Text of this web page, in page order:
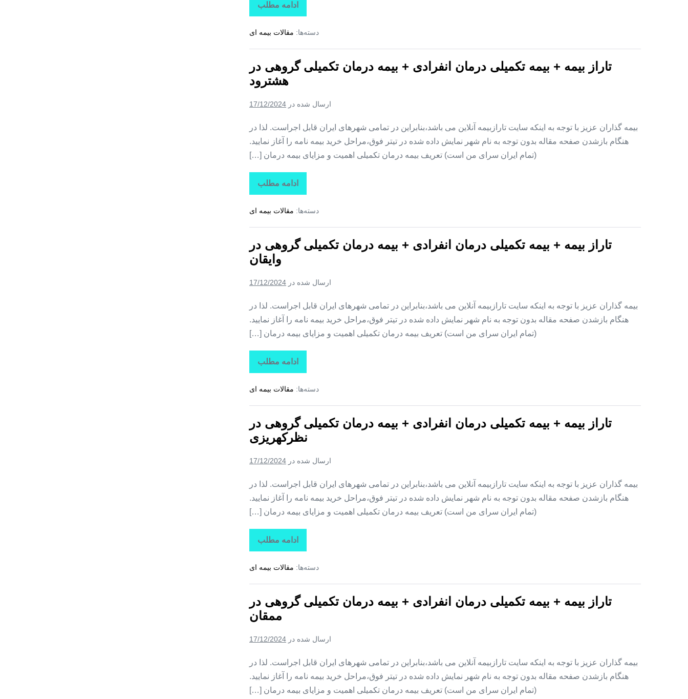
ادامه مطلب
تاراز
بیمه
بیمه
درمان
+
بیمه
درمان
تکمیلی
در
دسته‌ها: مقالات بیمه ای
تاراز بیمه + بیمه تکمیلی درمان انفرادی + بیمه درمان تکمیلی گروهی در
هشترود
ارسال شده در 17/12/2024
بیمه گذاران عزیز با توجه به اینکه سایت تارازبیمه آنلاین می باشد،بنابراین در تمامی شهرهای ایران قابل اجراست. لذا در
هنگام بازشدن صفحه مقاله بدون توجه به نام شهر نمایش داده شده در تیتر فوق،مراحل خرید بیمه نامه را آغاز نمایید.
(تمام ایران سرای من است) تعریف بیمه درمان تکمیلی اهمیت و مزایای بیمه درمان […]
ادامه مطلب
تاراز
بیمه
بیمه
درمان
+
بیمه
درمان
تکمیلی
در
دسته‌ها: مقالات بیمه ای
تاراز بیمه + بیمه تکمیلی درمان انفرادی + بیمه درمان تکمیلی گروهی در
وایقان
ارسال شده در 17/12/2024
بیمه گذاران عزیز با توجه به اینکه سایت تارازبیمه آنلاین می باشد،بنابراین در تمامی شهرهای ایران قابل اجراست. لذا در
هنگام بازشدن صفحه مقاله بدون توجه به نام شهر نمایش داده شده در تیتر فوق،مراحل خرید بیمه نامه را آغاز نمایید.
(تمام ایران سرای من است) تعریف بیمه درمان تکمیلی اهمیت و مزایای بیمه درمان […]
ادامه مطلب
تاراز
بیمه
بیمه
درمان
+
بیمه
درمان
تکمیلی
در
دسته‌ها: مقالات بیمه ای
تاراز بیمه + بیمه تکمیلی درمان انفرادی + بیمه درمان تکمیلی گروهی در
نظرکهریزی
ارسال شده در 17/12/2024
بیمه گذاران عزیز با توجه به اینکه سایت تارازبیمه آنلاین می باشد،بنابراین در تمامی شهرهای ایران قابل اجراست. لذا در
هنگام بازشدن صفحه مقاله بدون توجه به نام شهر نمایش داده شده در تیتر فوق،مراحل خرید بیمه نامه را آغاز نمایید.
(تمام ایران سرای من است) تعریف بیمه درمان تکمیلی اهمیت و مزایای بیمه درمان […]
ادامه مطلب
تاراز
بیمه
بیمه
درمان
+
بیمه
درمان
در
دسته‌ها: مقالات بیمه ای
تاراز بیمه + بیمه تکمیلی درمان انفرادی + بیمه درمان تکمیلی گروهی در
ممقان
ارسال شده در 17/12/2024
بیمه گذاران عزیز با توجه به اینکه سایت تارازبیمه آنلاین می باشد،بنابراین در تمامی شهرهای ایران قابل اجراست. لذا در
هنگام بازشدن صفحه مقاله بدون توجه به نام شهر نمایش داده شده در تیتر فوق،مراحل خرید بیمه نامه را آغاز نمایید.
(تمام ایران سرای من است) تعریف بیمه درمان تکمیلی اهمیت و مزایای بیمه درمان […]